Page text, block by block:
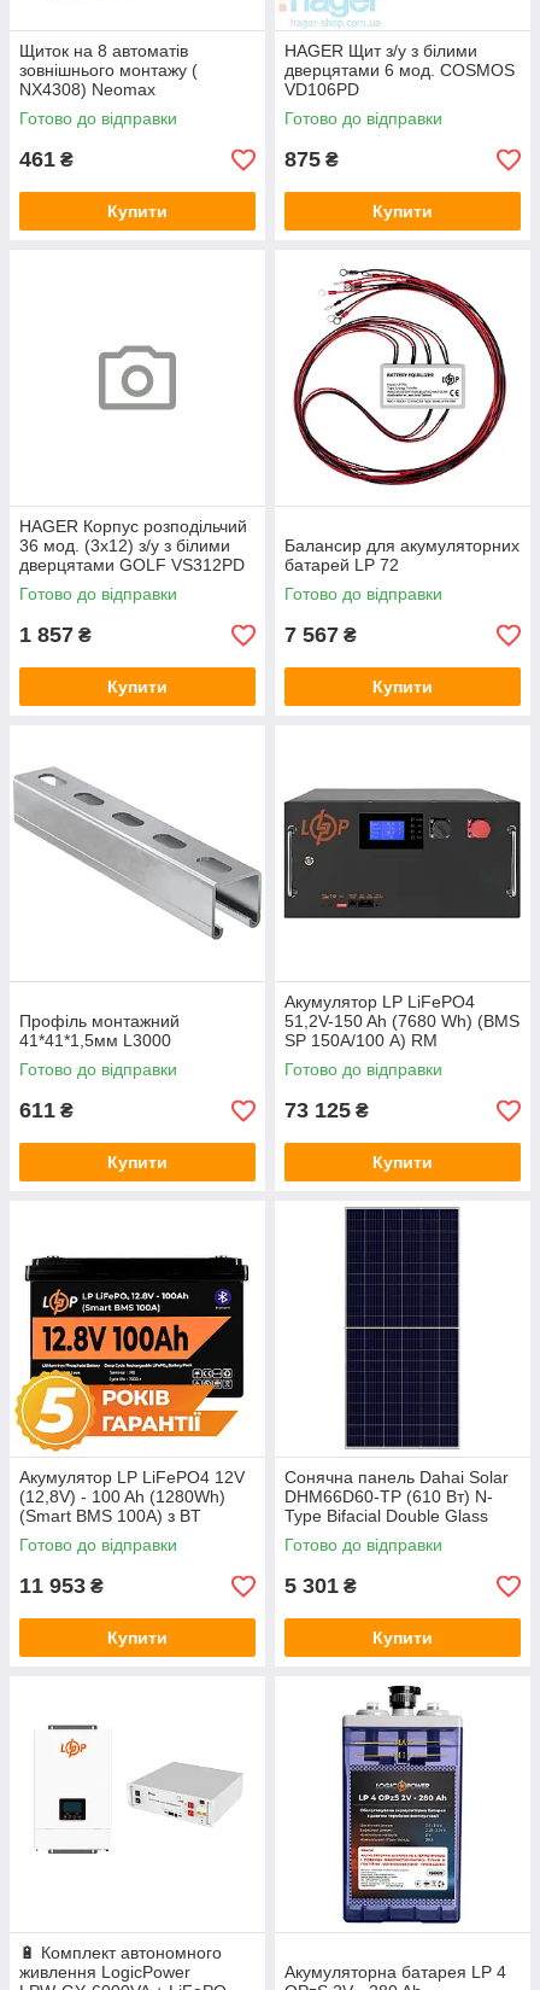
Щиток на 8 автоматів
зовнішнього монтажу (
NX4308) Neomax
Готово до відправки
461 ₴
Купити
HAGER Щит з/у з білими
дверцятами 6 мод. COSMOS
VD106PD
Готово до відправки
875 ₴
Купити
HAGER Корпус розподільчий
36 мод. (3х12) з/у з білими
дверцятами GOLF VS312PD
Готово до відправки
1 857 ₴
Купити
Балансир для акумуляторних
батарей LP 72
Готово до відправки
7 567 ₴
Купити
Профіль монтажний
41*41*1,5мм L3000
Готово до відправки
611 ₴
Купити
Акумулятор LP LiFePO4
51,2V-150 Ah (7680 Wh) (BMS
SP 150A/100 А) RM
RS485/CAN LCD BL
Готово до відправки
73 125 ₴
Купити
Акумулятор LP LiFePO4 12V
(12,8V) - 100 Ah (1280Wh)
(Smart BMS 100А) з BT
пластик
Готово до відправки
11 953 ₴
Купити
Сонячна панель Dahai Solar
DHM66D60-TP (610 Вт) N-
Type Bifacial Double Glass
Готово до відправки
5 301 ₴
Купити
🔋 Комплект автономного
живлення LogicPower
Акумуляторна батарея LP 4